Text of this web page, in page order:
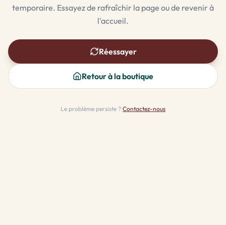
temporaire. Essayez de rafraîchir la page ou de revenir à
l'accueil.
Réessayer
Retour à la boutique
Le problème persiste ? Contactez-nous